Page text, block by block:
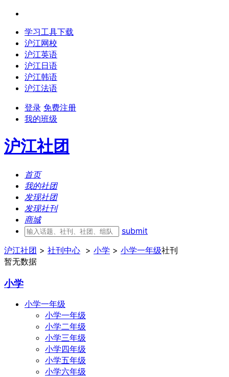
学习工具下载
沪江网校
沪江英语
沪江日语
沪江韩语
沪江法语
登录 免费注册
我的班级
沪江社团
首页
我的社团
发现社团
发现社刊
商城
submit
沪江社团 > 社刊中心 > 小学 > 小学一年级社刊
暂无数据
小学
小学一年级
小学一年级
小学二年级
小学三年级
小学四年级
小学五年级
小学六年级